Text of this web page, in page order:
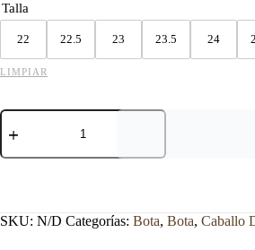
Talla
22 22.5 23 23.5 24
LIMPIAR
BOTA
CABALLO
5782
TANG.
SKU: N/D Categorías: Bota, Bota, Caballo